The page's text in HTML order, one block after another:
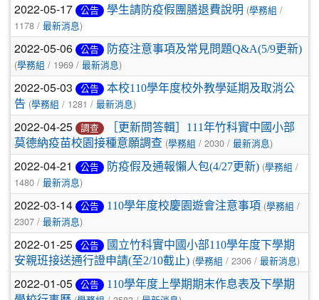
2022-05-17 公告 學生請防疫假團膳退費說明 (學務組 /
1178 / 最新消息)
2022-05-06 公告 防疫注意事項及常見問題Q&A(5/9更新)
(學務組 / 1969 / 最新消息)
2022-05-03 公告
本校110學年度校外教學延期及取消公
告 (學務組 / 1281 / 最新消息)
2022-04-25 調查
［更新問答輯］111年竹科實中國小部
莫德納疫苗校園接種意願調查 (學務組 / 2030 / 最新消息)
2022-04-21 公告 防疫假及通報懶人包(4/27更新) (學務組 /
1480 / 最新消息)
2022-03-14 公告 110學年度校慶園遊會注意事項 (學務組 /
2307 / 最新消息)
2022-01-25 公告
國立竹科實中國小部110學年度下學期
安親班接送通行證申請(至2/10截止) (學務組 / 2306 / 最新消息)
2022-01-05 公告
110學年度上學期期末作息表及下學期